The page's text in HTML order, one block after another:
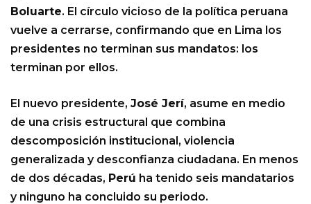
Boluarte. El círculo vicioso de la política peruana
vuelve a cerrarse, confirmando que en Lima los
presidentes no terminan sus mandatos: los
terminan por ellos.
El nuevo presidente, José Jerí, asume en medio
de una crisis estructural que combina
descomposición institucional, violencia
generalizada y desconfianza ciudadana. En menos
de dos décadas, Perú ha tenido seis mandatarios
y ninguno ha concluido su periodo.